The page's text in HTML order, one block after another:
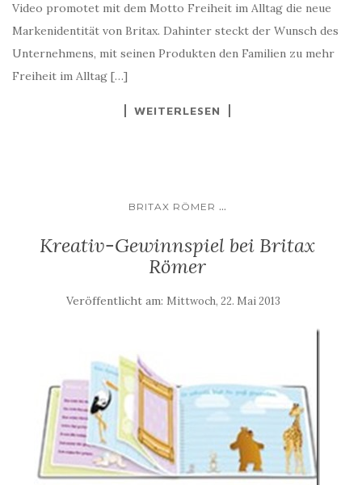
Video promotet mit dem Motto Freiheit im Alltag die neue
Markenidentität von Britax. Dahinter steckt der Wunsch des
Unternehmens, mit seinen Produkten den Familien zu mehr
Freiheit im Alltag […]
WEITERLESEN
BRITAX RÖMER ...
Kreativ-Gewinnspiel bei Britax
Römer
Veröffentlicht am: Mittwoch, 22. Mai 2013